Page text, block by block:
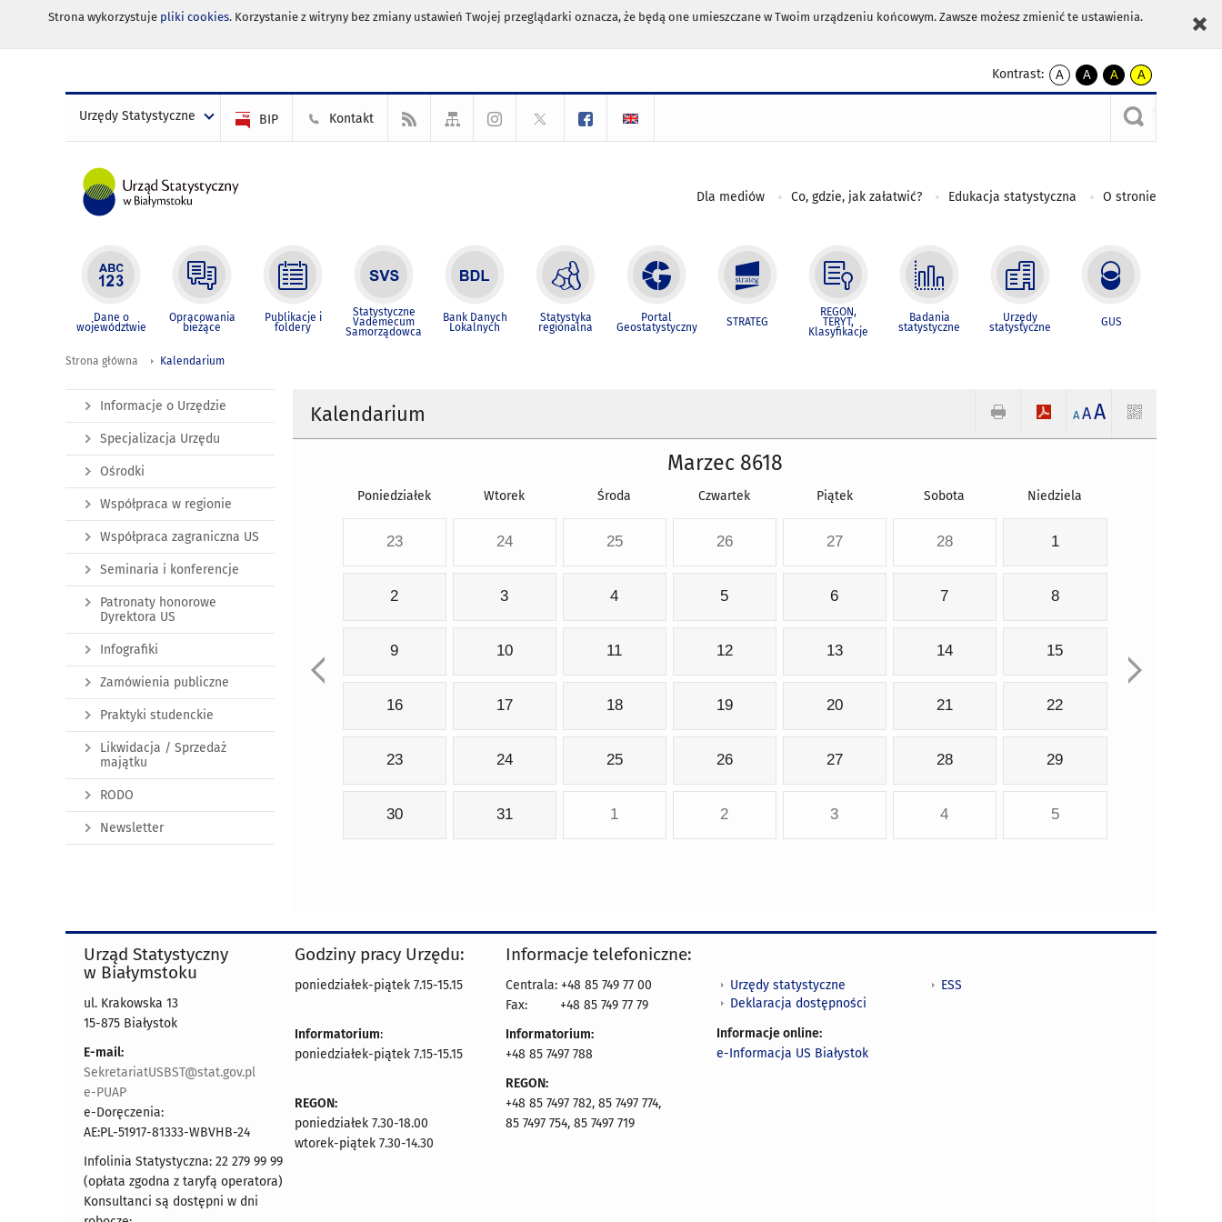
Strona wykorzystuje pliki cookies. Korzystanie z witryny bez zmiany ustawień Twojej przeglądarki oznacza, że będą one umieszczane w Twoim urządzeniu końcowym. Zawsze możesz zmienić te ustawienia.
Kontrast:
A
kontrast
A
kontrast
czarnym
A
kontrast
żółty
tekst
czarnym
A
kontrast
czarny
tekst
żółtym
Urzędy Statystyczne BIP Kontakt
Dla mediów Co, gdzie, jak załatwić? Edukacja statystyczna O stronie
Dane o
województwie
Opracowania
bieżące
Publikacje i
foldery
Statystyczne
Vademecum
Samorządowca
Bank Danych
Lokalnych
Statystyka
regionalna
Portal
Geostatystyczny STRATEG
REGON,
TERYT,
Klasyfikacje
Badania
statystyczne
Urzędy
statystyczne GUS
Strona główna Kalendarium
Kalendarium A AA
Marzec 8618
Poniedziałek Wtorek Środa Czwartek Piątek Sobota Niedziela
23 24 25 26 27 28 1
2 3 4 5 6 7 8
9 10 11 12 13 14 15
16 17 18 19 20 21 22
23 24 25 26 27 28 29
30 31 1 2 3 4 5
Informacje o Urzędzie
Specjalizacja Urzędu
Ośrodki
Współpraca w regionie
Współpraca zagraniczna US
Seminaria i konferencje
Patronaty honorowe
Dyrektora US
Infografiki
Zamówienia publiczne
Praktyki studenckie
Likwidacja / Sprzedaż
majątku
RODO
Newsletter
Urząd Statystyczny
w Białymstoku
ul. Krakowska 13
15-875 Białystok
E-mail:
SekretariatUSBST@stat.gov.pl
e-PUAP
e-Doręczenia:
AE:PL-51917-81333-WBVHB-24
Infolinia Statystyczna: 22 279 99 99
(opłata zgodna z taryfą operatora)
Konsultanci są dostępni w dni
Godziny pracy Urzędu:
poniedziałek-piątek 7.15-15.15
Informatorium:
poniedziałek-piątek 7.15-15.15
REGON:
poniedziałek 7.30-18.00
wtorek-piątek 7.30-14.30
Informacje telefoniczne:
Centrala: +48 85 749 77 00
Fax:
+48 85 749 77 79
Informatorium:
+48 85 7497 788
REGON:
+48 85 7497 782, 85 7497 774,
85 7497 754, 85 7497 719
Urzędy statystyczne
Deklaracja dostępności
Informacje online:
e-Informacja US Białystok
ESS